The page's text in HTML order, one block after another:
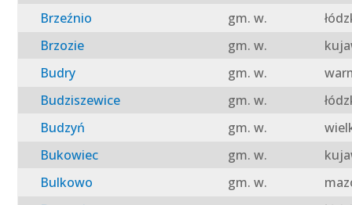
Brzeźnio
gm. w.
Brzozie
gm. w.
Budry
gm. w.
Budziszewice
gm. w.
Budzyń
gm. w.
Bukowiec
gm. w.
Bulkowo
gm. w.